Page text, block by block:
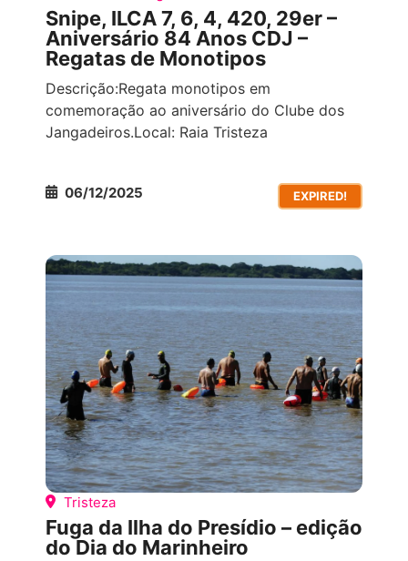
Snipe, ILCA 7, 6, 4, 420, 29er –
Aniversário 84 Anos CDJ –
Regatas de Monotipos
Descrição:Regata monotipos em
comemoração ao aniversário do Clube dos
Jangadeiros.Local: Raia Tristeza
06/12/2025 EXPIRED!
COMPETIÇÕES ESPORTIVAS
TODOS OS
Tristeza
Fuga da Ilha do Presídio – edição
do Dia do Marinheiro